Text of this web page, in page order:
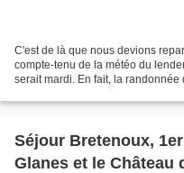
C'est de là que nous devions repartir ! Mais lors du repas de la
compte-tenu de la météo du
serait mardi. En fait, la
Séjour Bretenoux,
Glanes et le Château